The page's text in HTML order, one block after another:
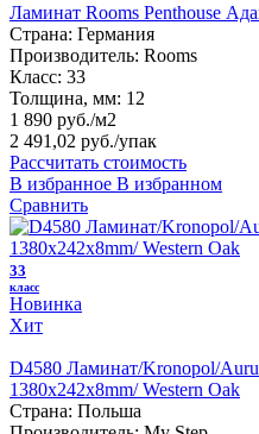
Ламинат Rooms Penthouse
Страна: Германия
Производитель: Rooms
Класс: 33
Толщина, мм: 12
1 890 руб./м2
2 491,02 руб./упак
Рассчитать стоимость
В избранное В избранном
Сравнить
33
класс
Новинка
Хит
D4580 Ламинат/Kronopol/
1380х242х8mm/ Western Oak
Страна: Польша